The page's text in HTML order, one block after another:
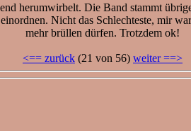
herumwirbelt. Die Band stammt
Nicht das Schlechteste, mir
mehr brüllen dürfen. Trotzdem ok!
<== zurück (21 von 56) weiter ==>